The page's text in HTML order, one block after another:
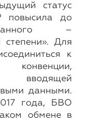
статус
повысила до
–
степени». Для
к
вводящей
данными.
года, БВО
обмене в